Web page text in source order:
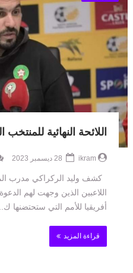
اللائحة النهائية للمنتخب
ikram
كشف وليد الركراكي مدرب
اللاعبين الذين وجهت لهم
أفريقيا للأمم التي ستحتضنها
قراءة المزيد